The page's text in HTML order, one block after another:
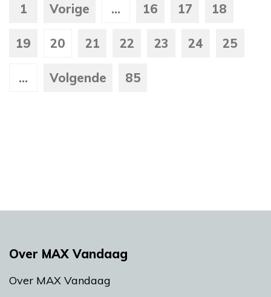
1 Vorige ... 16 17 18
19 20 21 22 23 24 25
... Volgende 85
Over MAX Vandaag
Over MAX Vandaag